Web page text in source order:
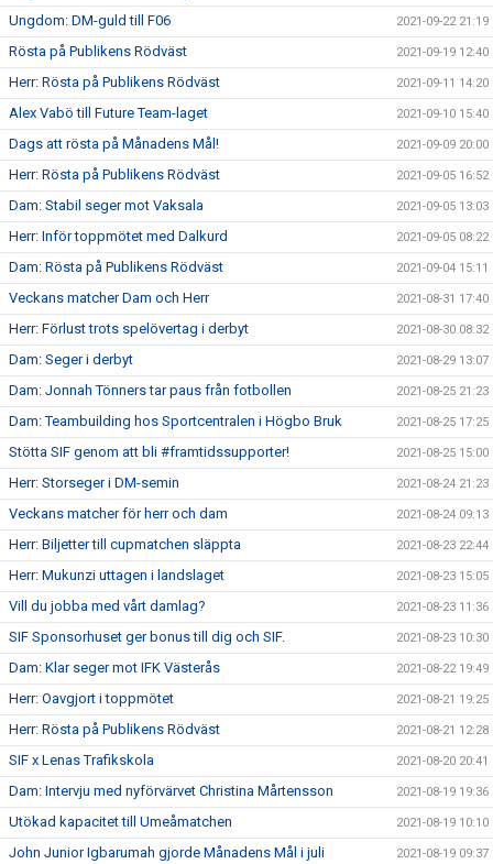
Ungdom: DM-guld till F06 2021-09-22 21:19
Rösta på Publikens Rödväst 2021-09-19 12:40
Herr: Rösta på Publikens Rödväst 2021-09-11 14:20
Alex Vabö till Future Team-laget 2021-09-10 15:40
Dags att rösta på Månadens Mål! 2021-09-09 20:00
Herr: Rösta på Publikens Rödväst 2021-09-05 16:52
Dam: Stabil seger mot Vaksala 2021-09-05 13:03
Herr: Inför toppmötet med Dalkurd 2021-09-05 08:22
Dam: Rösta på Publikens Rödväst 2021-09-04 15:11
Veckans matcher Dam och Herr 2021-08-31 17:40
Herr: Förlust trots spelövertag i derbyt 2021-08-30 08:32
Dam: Seger i derbyt 2021-08-29 13:07
Dam: Jonnah Tönners tar paus från fotbollen 2021-08-25 21:23
Dam: Teambuilding hos Sportcentralen i Högbo Bruk 2021-08-25 17:25
Stötta SIF genom att bli #framtidssupporter! 2021-08-25 15:00
Herr: Storseger i DM-semin 2021-08-24 21:23
Veckans matcher för herr och dam 2021-08-24 09:13
Herr: Biljetter till cupmatchen släppta 2021-08-23 22:44
Herr: Mukunzi uttagen i landslaget 2021-08-23 15:05
Vill du jobba med vårt damlag? 2021-08-23 11:36
SIF Sponsorhuset ger bonus till dig och SIF. 2021-08-23 10:30
Dam: Klar seger mot IFK Västerås 2021-08-22 19:49
Herr: Oavgjort i toppmötet 2021-08-21 19:25
Herr: Rösta på Publikens Rödväst 2021-08-21 12:28
SIF x Lenas Trafikskola 2021-08-20 20:41
Dam: Intervju med nyförvärvet Christina Mårtensson 2021-08-19 19:36
Utökad kapacitet till Umeåmatchen 2021-08-19 10:10
John Junior Igbarumah gjorde Månadens Mål i juli 2021-08-19 09:37